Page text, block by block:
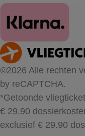
©2026 Alle rechten
by reCAPTCHA.
*Getoonde
€ 29.90
exclusief € 29.90